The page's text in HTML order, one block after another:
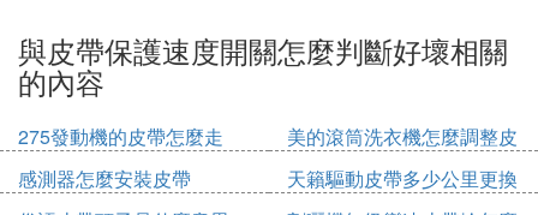
與皮帶保護速度開關怎麼判斷好壞相關
的內容
275發動機的皮帶怎麼走
美的滾筒洗衣機怎麼調整皮
帶輪
感測器怎麼安裝皮帶
天籟驅動皮帶多少公里更換